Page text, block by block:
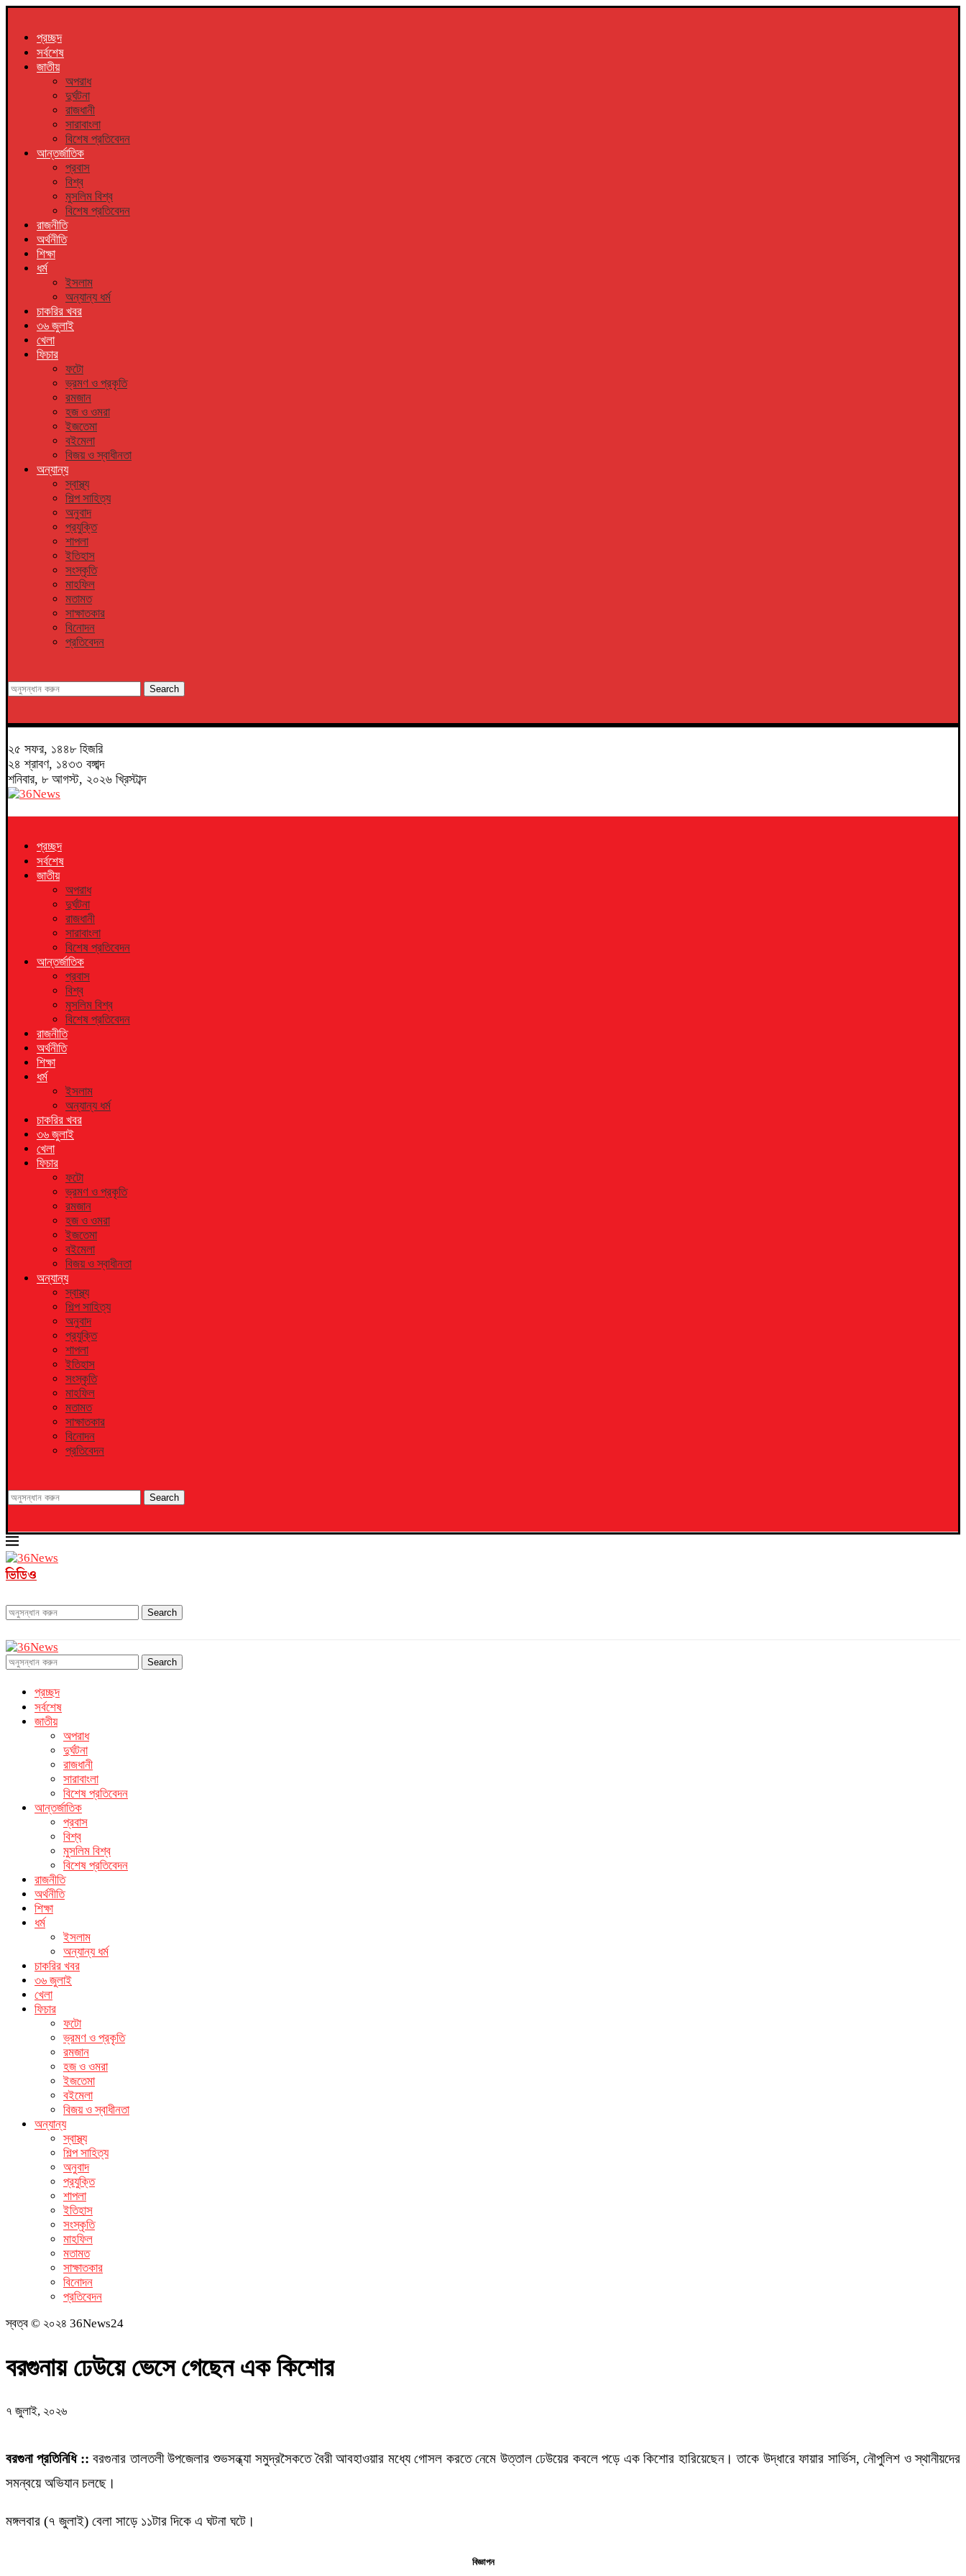
প্রচ্ছদ
সর্বশেষ
জাতীয়
অপরাধ
দুর্ঘটনা
রাজধানী
সারাবাংলা
বিশেষ প্রতিবেদন
আন্তর্জাতিক
প্রবাস
বিশ্ব
মুসলিম বিশ্ব
বিশেষ প্রতিবেদন
রাজনীতি
অর্থনীতি
শিক্ষা
ধর্ম
ইসলাম
অন্যান্য ধর্ম
চাকরির খবর
৩৬ জুলাই
খেলা
ফিচার
ফটো
ভ্রমণ ও প্রকৃতি
রমজান
হজ ও ওমরা
ইজতেমা
বইমেলা
বিজয় ও স্বাধীনতা
অন্যান্য
স্বাস্থ্য
শিল্প সাহিত্য
অনুবাদ
প্রযুক্তি
শাপলা
ইতিহাস
সংস্কৃতি
মাহফিল
মতামত
সাক্ষাতকার
বিনোদন
প্রতিবেদন
Search
২৫ সফর, ১৪৪৮ হিজরি
২৪ শ্রাবণ, ১৪৩৩ বঙ্গাব্দ
শনিবার, ৮ আগস্ট, ২০২৬ খ্রিস্টাব্দ
প্রচ্ছদ
সর্বশেষ
জাতীয়
অপরাধ
দুর্ঘটনা
রাজধানী
সারাবাংলা
বিশেষ প্রতিবেদন
আন্তর্জাতিক
প্রবাস
বিশ্ব
মুসলিম বিশ্ব
বিশেষ প্রতিবেদন
রাজনীতি
অর্থনীতি
শিক্ষা
ধর্ম
ইসলাম
অন্যান্য ধর্ম
চাকরির খবর
৩৬ জুলাই
খেলা
ফিচার
ফটো
ভ্রমণ ও প্রকৃতি
রমজান
হজ ও ওমরা
ইজতেমা
বইমেলা
বিজয় ও স্বাধীনতা
অন্যান্য
স্বাস্থ্য
শিল্প সাহিত্য
অনুবাদ
প্রযুক্তি
শাপলা
ইতিহাস
সংস্কৃতি
মাহফিল
মতামত
সাক্ষাতকার
বিনোদন
প্রতিবেদন
Search
ভিডিও
Search
Search
প্রচ্ছদ
সর্বশেষ
জাতীয়
অপরাধ
দুর্ঘটনা
রাজধানী
সারাবাংলা
বিশেষ প্রতিবেদন
আন্তর্জাতিক
প্রবাস
বিশ্ব
মুসলিম বিশ্ব
বিশেষ প্রতিবেদন
রাজনীতি
অর্থনীতি
শিক্ষা
ধর্ম
ইসলাম
অন্যান্য ধর্ম
চাকরির খবর
৩৬ জুলাই
খেলা
ফিচার
ফটো
ভ্রমণ ও প্রকৃতি
রমজান
হজ ও ওমরা
ইজতেমা
বইমেলা
বিজয় ও স্বাধীনতা
অন্যান্য
স্বাস্থ্য
শিল্প সাহিত্য
অনুবাদ
প্রযুক্তি
শাপলা
ইতিহাস
সংস্কৃতি
মাহফিল
মতামত
সাক্ষাতকার
বিনোদন
প্রতিবেদন
স্বত্ব © ২০২৪ 36News24
বরগুনায় ঢেউয়ে ভেসে গেছেন এক কিশোর
৭ জুলাই, ২০২৬
বরগুনা প্রতিনিধি :: বরগুনার তালতলী উপজেলার শুভসন্ধ্যা সমুদ্রসৈকতে বৈরী আবহাওয়ার মধ্যে গোসল করতে নেমে উত্তাল ঢেউয়ের কবলে পড়ে এক কিশোর হারিয়েছেন। তাকে উদ্ধারে ফায়ার সার্ভিস, নৌপুলিশ ও স্থানীয়দের
সমন্বয়ে অভিযান চলছে।
মঙ্গলবার (৭ জুলাই) বেলা সাড়ে ১১টার দিকে এ ঘটনা ঘটে।
বিজ্ঞাপন